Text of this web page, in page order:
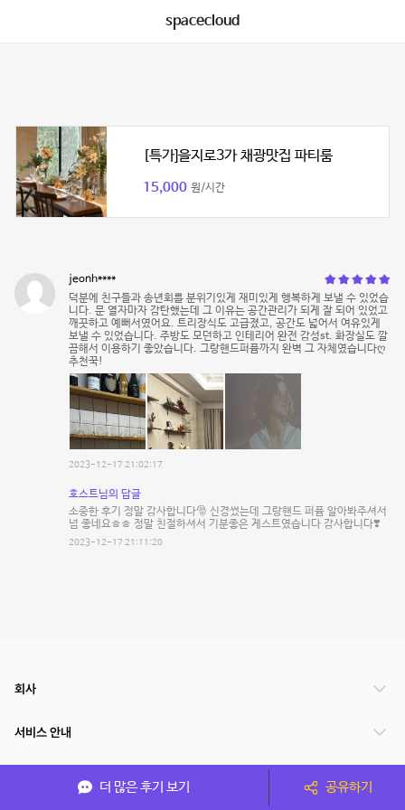
spacecloud
[특가]을지로3가 채광맛집 파티룸
15,000 원/시간
jeonh****
덕분에 친구들과 송년회를 분위기있게 재미있게 행복하게 보낼 수 있었습
니다. 문 열자마자 감탄했는데 그 이유는 공간관리가 되게 잘 되어 있었고
깨끗하고 예뻐서였어요. 트리장식도 고급졌고, 공간도 넓어서 여유있게
보낼 수 있었습니다. 주방도 모던하고 인테리어 완전 감성st. 화장실도 깔
끔해서 이용하기 좋았습니다. 그랑핸드퍼퓸까지 완벽 그 자체였습니다ღ
추천꾹!
2023-12-17 21:02:17
호스트님의 답글
소중한 후기 정말 감사합니다🎅 신경썼는데 그랑핸드 퍼퓸 알아봐주셔서
넘 좋네요ㅎㅎ 정말 친절하셔서 기분좋은 게스트였습니다 감사합니다❣️
2023-12-17 21:11:20
더 많은 후기 보기 공유하기
회사
서비스 안내